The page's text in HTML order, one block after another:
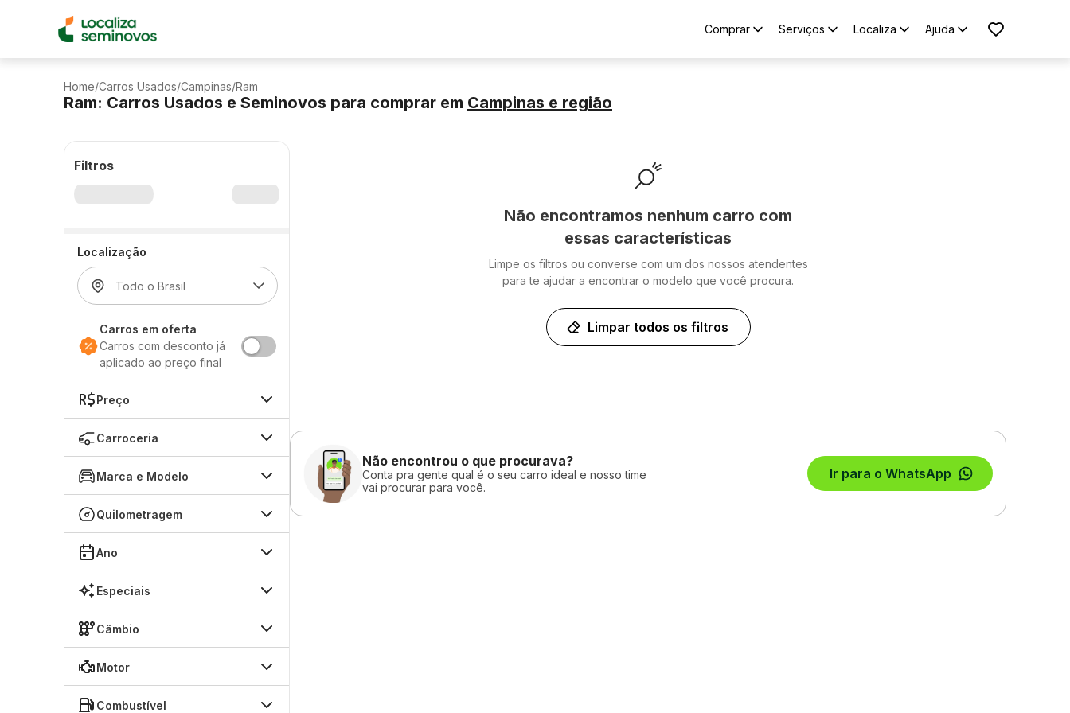
Comprar Serviços Localiza Ajuda
Home/Carros Usados/Campinas/Ram
Ram: Carros Usados e Seminovos para comprar em Campinas e região
Filtros
Localização
Carros em oferta
Carros com desconto já
aplicado ao preço final
Preço
Carroceria
Marca e Modelo
Quilometragem
Ano
Especiais
Câmbio
Motor
Combustível
Não encontramos nenhum carro com
essas características
Limpe os filtros ou converse com um dos nossos atendentes
para te ajudar a encontrar o modelo que você procura.
Limpar todos os filtros
Não encontrou o que procurava?
Conta pra gente qual é o seu carro ideal e nosso time
vai procurar para você.
Ir para o WhatsApp